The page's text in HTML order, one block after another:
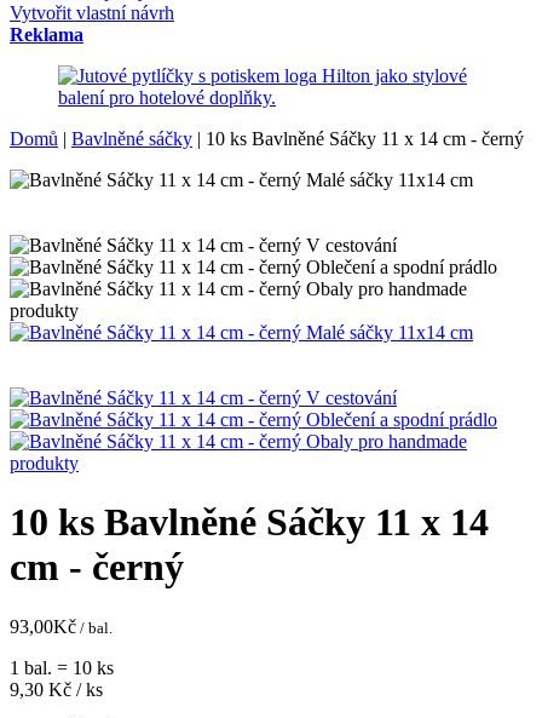
Vytvořit vlastní návrh
Reklama
Domů | Bavlněné sáčky | 10 ks Bavlněné Sáčky 11 x 14 cm - černý
10 ks Bavlněné Sáčky 11 x 14
cm - černý
93,00Kč / bal.
1 bal. = 10 ks
9,30 Kč / ks